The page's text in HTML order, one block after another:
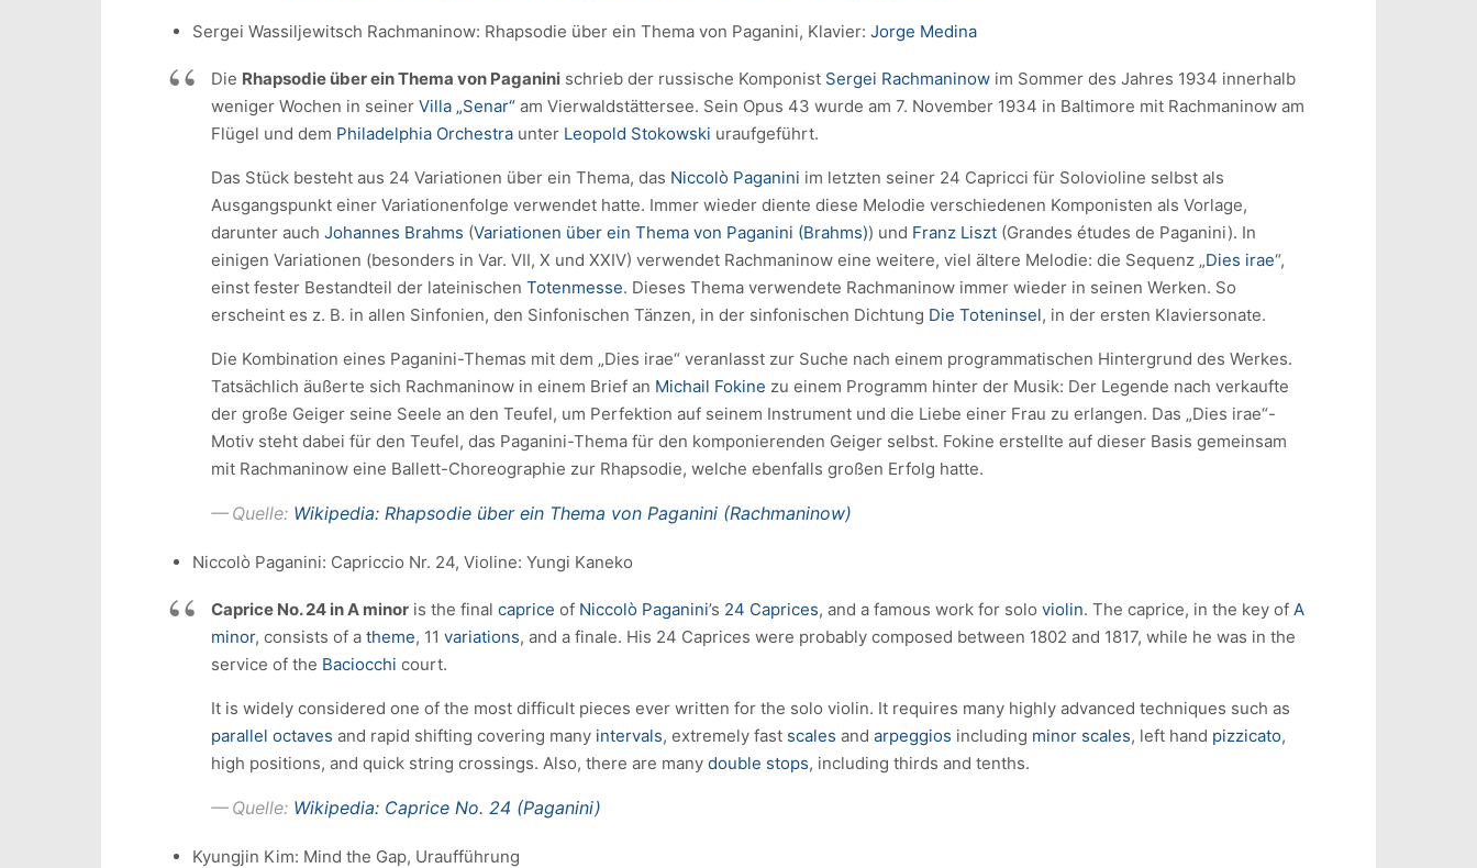
Sergei Wassiljewitsch Rachmaninow: Rhapsodie über ein Thema von Paganini, Klavier: Jorge Medina
Die Rhapsodie über ein Thema von Paganini schrieb der russische Komponist Sergei Rachmaninow im Sommer des Jahres 1934 innerhalb
weniger Wochen in seiner Villa „Senar“ am Vierwaldstättersee. Sein Opus 43 wurde am 7. November 1934 in Baltimore mit Rachmaninow am
Flügel und dem Philadelphia Orchestra unter Leopold Stokowski uraufgeführt.
Das Stück besteht aus 24 Variationen über ein Thema, das Niccolò Paganini im letzten seiner 24 Capricci für Solovioline selbst als
Ausgangspunkt einer Variationenfolge verwendet hatte. Immer wieder diente diese Melodie verschiedenen Komponisten als Vorlage,
darunter auch Johannes Brahms (Variationen über ein Thema von Paganini (Brahms)) und Franz Liszt (Grandes études de Paganini). In
einigen Variationen (besonders in Var. VII, X und XXIV) verwendet Rachmaninow eine weitere, viel ältere Melodie: die Sequenz „Dies irae“,
einst fester Bestandteil der lateinischen Totenmesse. Dieses Thema verwendete Rachmaninow immer wieder in seinen Werken. So
erscheint es z. B. in allen Sinfonien, den Sinfonischen Tänzen, in der sinfonischen Dichtung Die Toteninsel, in der ersten Klaviersonate.
Die Kombination eines Paganini-Themas mit dem „Dies irae“ veranlasst zur Suche nach einem programmatischen Hintergrund des Werkes.
Tatsächlich äußerte sich Rachmaninow in einem Brief an Michail Fokine zu einem Programm hinter der Musik: Der Legende nach verkaufte
der große Geiger seine Seele an den Teufel, um Perfektion auf seinem Instrument und die Liebe einer Frau zu erlangen. Das „Dies irae“-
Motiv steht dabei für den Teufel, das Paganini-Thema für den komponierenden Geiger selbst. Fokine erstellte auf dieser Basis gemeinsam
mit Rachmaninow eine Ballett-Choreographie zur Rhapsodie, welche ebenfalls großen Erfolg hatte.
Quelle: Wikipedia: Rhapsodie über ein Thema von Paganini (Rachmaninow)
Niccolò Paganini: Capriccio Nr. 24, Violine: Yungi Kaneko
Caprice No. 24 in A minor is the final caprice of Niccolò Paganini’s 24 Caprices, and a famous work for solo violin. The caprice, in the key of A
minor, consists of a theme, 11 variations, and a finale. His 24 Caprices were probably composed between 1802 and 1817, while he was in the
service of the Baciocchi court.
It is widely considered one of the most difficult pieces ever written for the solo violin. It requires many highly advanced techniques such as
parallel octaves and rapid shifting covering many intervals, extremely fast scales and arpeggios including minor scales, left hand pizzicato,
high positions, and quick string crossings. Also, there are many double stops, including thirds and tenths.
Quelle: Wikipedia: Caprice No. 24 (Paganini)
Kyungjin Kim: Mind the Gap, Uraufführung